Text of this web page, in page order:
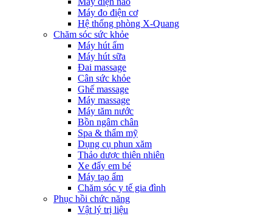
Máy đo điện cơ
Hệ thống phòng X-Quang
Chăm sóc sức khỏe
Máy hút ẩm
Máy hút sữa
Đai massage
Cân sức khỏe
Ghế massage
Máy massage
Máy tăm nước
Bồn ngâm chân
Spa & thẩm mỹ
Dụng cụ phun xăm
Thảo dược thiên nhiên
Xe đẩy em bé
Máy tạo ẩm
Chăm sóc y tế gia đình
Phục hồi chức năng
Vật lý trị liệu